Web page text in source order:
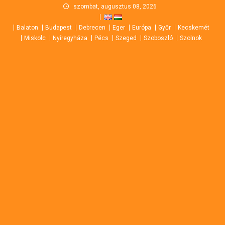
content
szombat, augusztus 08, 2026
Balaton Budapest Debrecen Eger Európa Győr
Kecskemét
Miskolc
Nyíregyháza Pécs Szeged Szoboszló Szolnok